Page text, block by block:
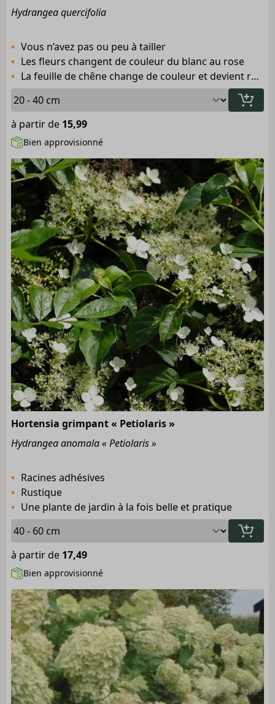
Hydrangea quercifolia
Vous n’avez pas ou peu à tailler
Les fleurs changent de couleur du blanc au rose
La feuille de chêne change de couleur et devient rouge pourpre en automne
à partir de 15,99
Bien approvisionné
Hortensia grimpant « Petiolaris »
Hydrangea anomala « Petiolaris »
Racines adhésives
Rustique
Une plante de jardin à la fois belle et pratique
à partir de 17,49
Bien approvisionné